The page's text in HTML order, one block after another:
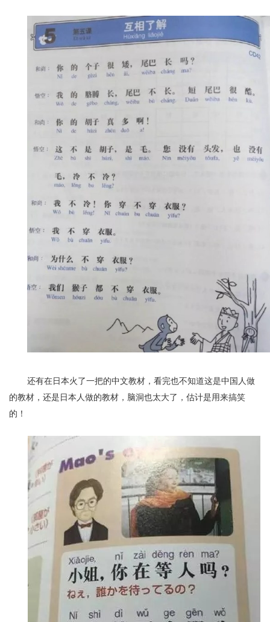
还有在日本火了一把的中文教材，看完也不知道这是中国人做
的教材，还是日本人做的教材，脑洞也太大了，估计是用来搞笑
的！